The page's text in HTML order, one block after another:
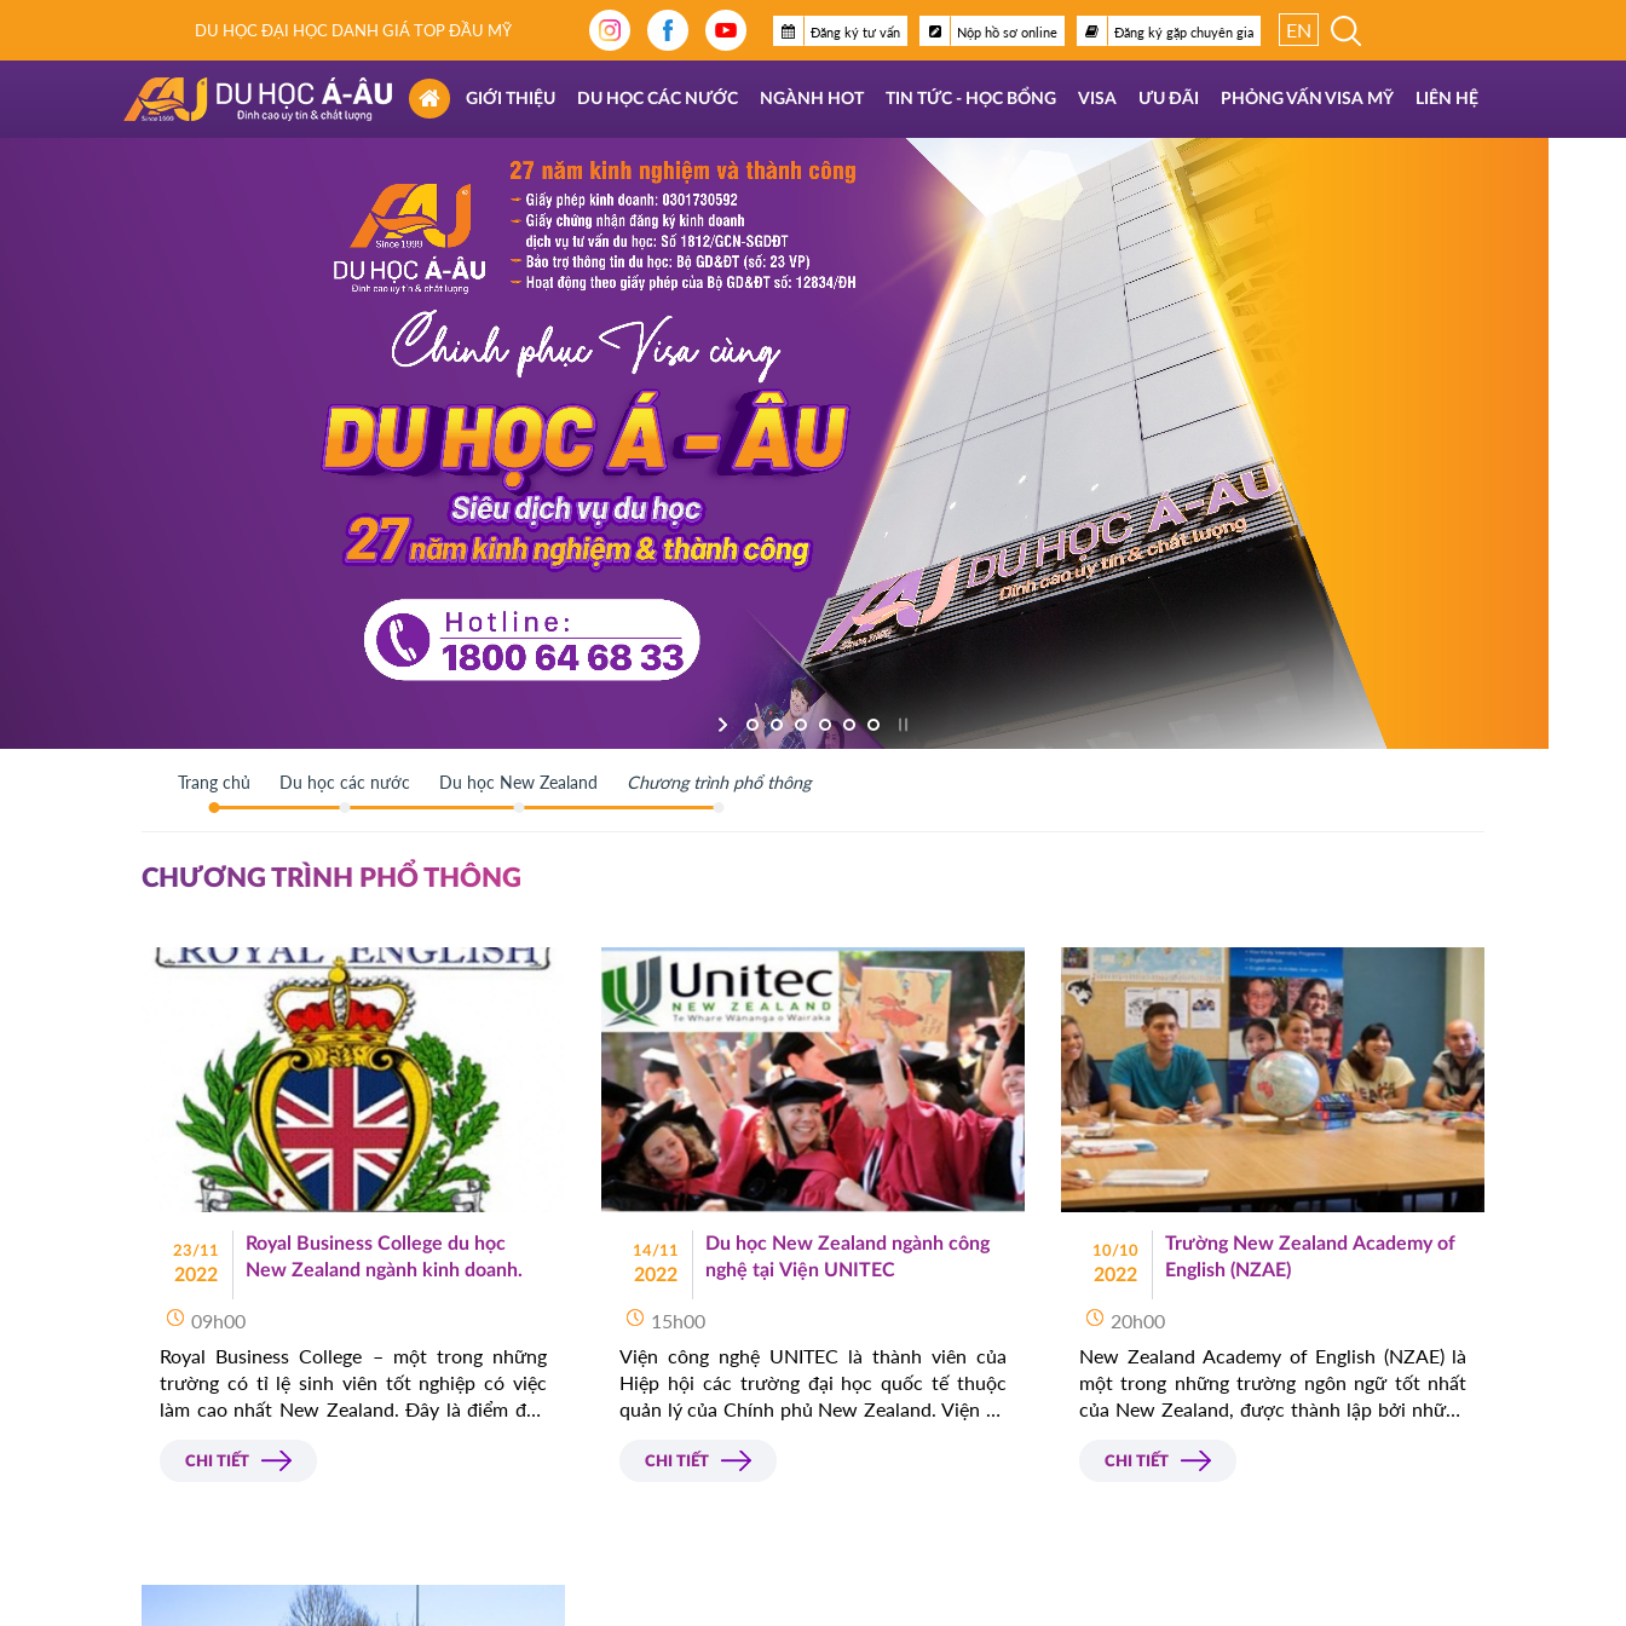
DU HỌC ĐẠI HỌC DANH GIÁ TOP ĐẦU MỸ Đăng ký tư vấn Nộp hồ sơ online Đăng ký gặp chuyên gia EN
(CURRENT)
GIỚI THIỆU DU HỌC CÁC NƯỚC NGÀNH HOT TIN TỨC - HỌC BỔNG VISA ƯU ĐÃI PHỎNG VẤN VISA MỸ LIÊN HỆ
Trang chủ Du học các nước Du học New Zealand Chương trình phổ thông
CHƯƠNG TRÌNH PHỔ THÔNG
23/11
2022
Royal Business College du học
New Zealand ngành kinh doanh.
09h00
Royal Business College – một trong những
trường có tỉ lệ sinh viên tốt nghiệp có việc
làm cao nhất New Zealand. Đây là điểm đến
Zealand ngành kinh doanh và cũng là mảnh
CHI TIẾT
14/11
2022
Du học New Zealand ngành công
nghệ tại Viện UNITEC
15h00
Viện công nghệ UNITEC là thành viên của
Hiệp hội các trường đại học quốc tế thuộc
quản lý của Chính phủ New Zealand. Viện áp
hút được rất đông sinh viên quốc tế đến theo
CHI TIẾT
10/10
2022
Trường New Zealand Academy of
English (NZAE)
20h00
New Zealand Academy of English (NZAE) là
một trong những trường ngôn ngữ tốt nhất
của New Zealand, được thành lập bởi những
dục. Du học New Zealand tại NZAE là bước
CHI TIẾT